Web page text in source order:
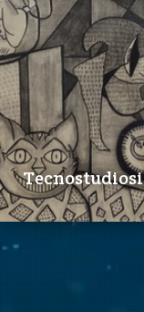
Tecnostudiosi